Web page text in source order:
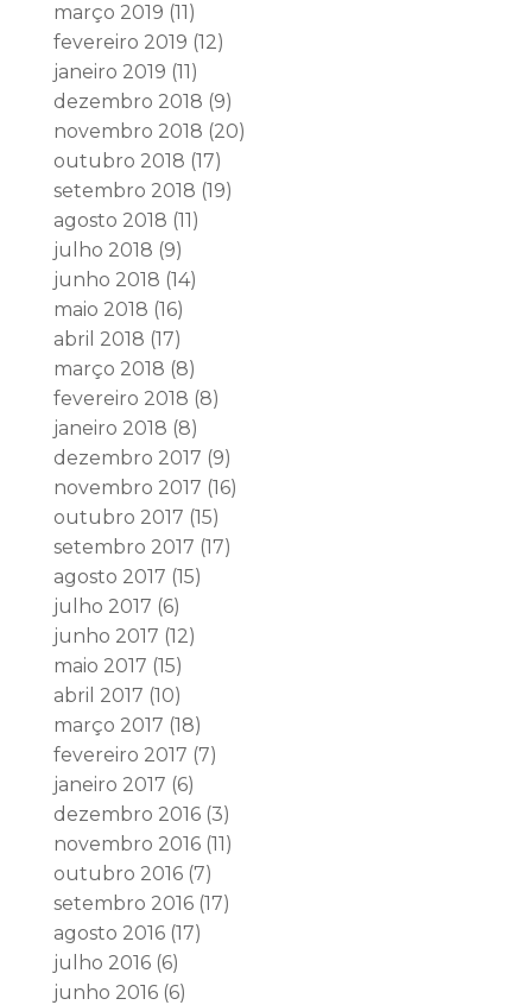
março 2019 (11)
fevereiro 2019 (12)
janeiro 2019 (11)
dezembro 2018 (9)
novembro 2018 (20)
outubro 2018 (17)
setembro 2018 (19)
agosto 2018 (11)
julho 2018 (9)
junho 2018 (14)
maio 2018 (16)
abril 2018 (17)
março 2018 (8)
fevereiro 2018 (8)
janeiro 2018 (8)
dezembro 2017 (9)
novembro 2017 (16)
outubro 2017 (15)
setembro 2017 (17)
agosto 2017 (15)
julho 2017 (6)
junho 2017 (12)
maio 2017 (15)
abril 2017 (10)
março 2017 (18)
fevereiro 2017 (7)
janeiro 2017 (6)
dezembro 2016(3)
novembro 2016(11)
outubro 2016(7)
setembro 2016(17)
agosto 2016(17)
julho 2016(6)
junho 2016(6)